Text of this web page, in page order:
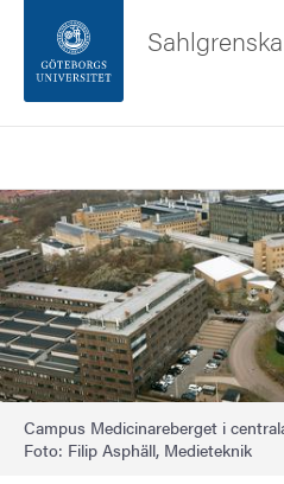
Sidfoten
Om webbplatsen
Bild
Campus Medicinareberget i
Foto: Filip Asphäll, Medieteknik